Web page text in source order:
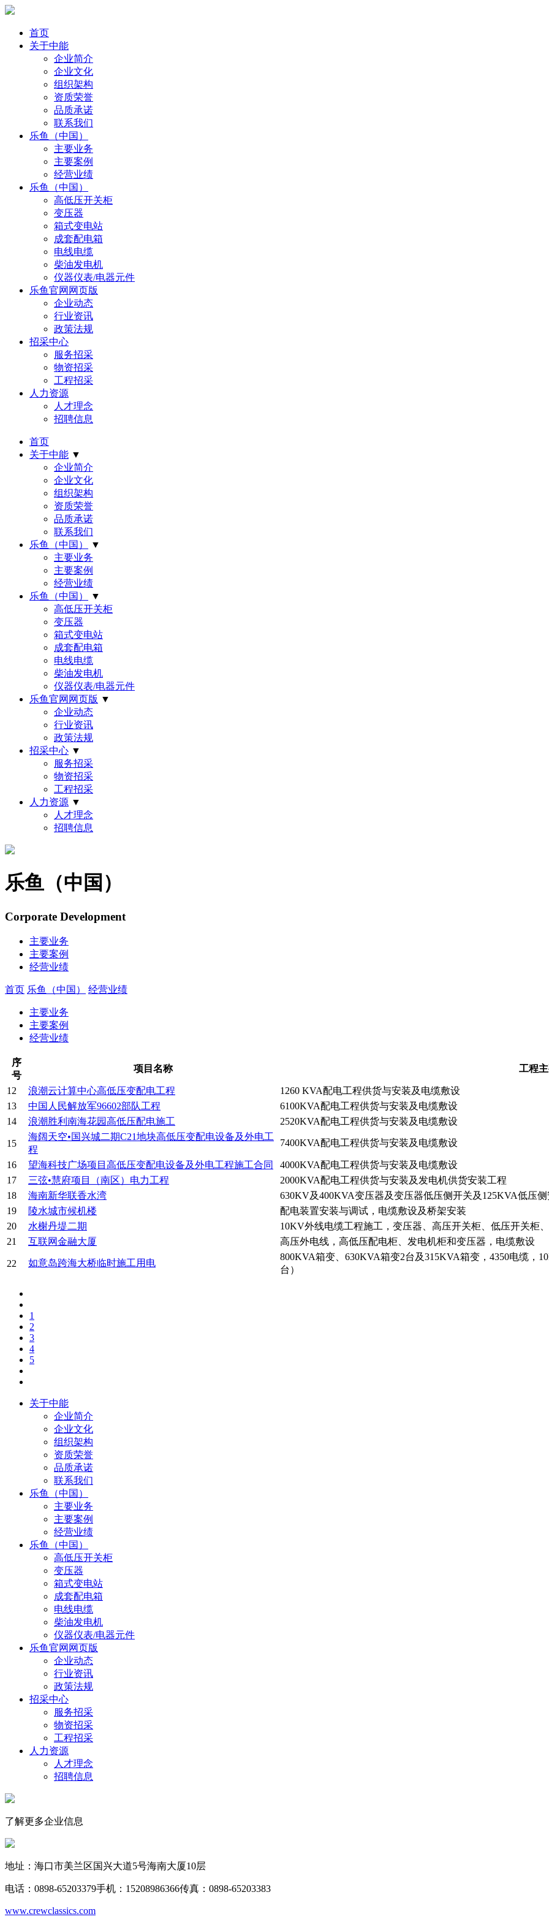
首页
关于中能
企业简介
企业文化
组织架构
资质荣誉
品质承诺
联系我们
乐鱼（中国）
主要业务
主要案例
经营业绩
乐鱼（中国）
高低压开关柜
变压器
箱式变电站
成套配电箱
电线电缆
柴油发电机
仪器仪表/电器元件
乐鱼官网网页版
企业动态
行业资讯
政策法规
招采中心
服务招采
物资招采
工程招采
人力资源
人才理念
招聘信息
首页
关于中能 ▼
企业简介
企业文化
组织架构
资质荣誉
品质承诺
联系我们
乐鱼（中国）
▼
主要业务
主要案例
经营业绩
乐鱼（中国）
▼
高低压开关柜
变压器
箱式变电站
成套配电箱
电线电缆
柴油发电机
仪器仪表/电器元件
乐鱼官网网页版 ▼
企业动态
行业资讯
政策法规
招采中心 ▼
服务招采
物资招采
工程招采
人力资源 ▼
人才理念
招聘信息
乐鱼（中国）
Corporate Development
主要业务
主要案例
经营业绩
首页 乐鱼（中国） 经营业绩
主要业务
主要案例
经营业绩
序
号
项目名称 工程
12 浪潮云计算中心高低压变配电工程
1260 KVA配电工程供货与安装及电缆敷设
13
中国人民解放军96602部队工程
6100KVA配电工程供货与安装及电缆敷设
14
浪潮胜利南海花园高低压配电施工 2520KVA配电工程供货与安装及电缆敷设
15
海阔天空•国兴城二期C21地块高低压变配电设备及外电工
程
7400KVA配电工程供货与安装及电缆敷设
16 望海科技广场项目高低压变配电设备及外电工程施工合同
4000KVA配电工程供货与安装及电缆敷设
17
三弦•慧府项目（南区）电力工程
2000KVA配电工程供货与安装及发电机供货安装工程
18
海南新华联香水湾
630KV及400KVA变压器及变压器低压侧开关及125KVA低压
19
陵水城市候机楼
配电装置安装与调试，电缆敷设及桥架安装
20
水榭丹堤二期
10KV外线电缆工程施工，变压器、高压开关柜、低压开关柜
21
互联网金融大厦 高压外电线，高低压配电柜、发电机柜和变压器，电缆敷设
22 如意岛跨海大桥临时施工用电
800KVA箱变、630KVA箱变2台及315KVA箱变，4350电缆，
台）
1
2
3
4
5
关于中能
企业简介
企业文化
组织架构
资质荣誉
品质承诺
联系我们
乐鱼（中国）
主要业务
主要案例
经营业绩
乐鱼（中国）
高低压开关柜
变压器
箱式变电站
成套配电箱
电线电缆
柴油发电机
仪器仪表/电器元件
乐鱼官网网页版
企业动态
行业资讯
政策法规
招采中心
服务招采
物资招采
工程招采
人力资源
人才理念
招聘信息
了解更多企业信息
地址：海口市美兰区国兴大道5号海南大厦10层
电话：0898-65203379手机：15208986366传真：0898-65203383
www.crewclassics.com